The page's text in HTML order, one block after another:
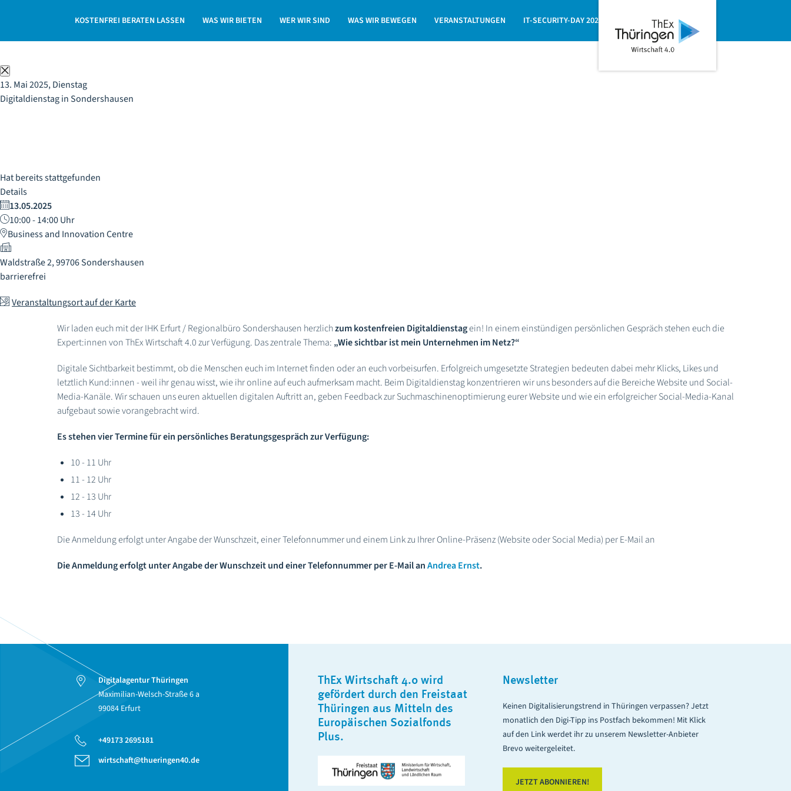
Wirtschaft
KOSTENFREI BERATEN LASSEN WAS WIR BIETEN WER WIR SIND WAS WIR BEWEGEN VERANSTALTUNGEN IT-SECURITY-DAY 2026
Digitalisierung für Unternehmen in Thüringen | ThEx Wirtschaft 4.0Digitaldienstag in Sondershausen
Schließen
13. Mai 2025, Dienstag
Digitaldienstag in Sondershausen
Hat bereits stattgefunden
Details
13.05.2025
10:00 - 14:00 Uhr
Business and Innovation Centre
Waldstraße 2, 99706 Sondershausen
barrierefrei
Veranstaltungsort auf der Karte
Wir laden euch mit der IHK Erfurt / Regionalbüro Sondershausen herzlichzum kostenfreien Digitaldienstagein! In einem einstündigen persönlichen Gespräch stehen euch die
Expert:innen von ThEx Wirtschaft 4.0 zur Verfügung. Das zentrale Thema: „Wie sichtbar ist mein Unternehmen im Netz?“
Digitale Sichtbarkeit bestimmt, ob die Menschen euch im Internet finden oder an euch vorbeisurfen. Erfolgreich umgesetzte Strategien bedeuten dabei mehr Klicks, Likes und
letztlich Kund:innen - weil ihr genau wisst, wie ihr online auf euch aufmerksam macht. Beim Digitaldienstag konzentrieren wir uns besonders auf die Bereiche Website und Social-
Media-Kanäle. Wir schauen uns euren aktuellen digitalen Auftritt an, geben Feedback zur Suchmaschinenoptimierung eurer Website und wie ein erfolgreicher Social-Media-Kanal
aufgebaut sowie vorangebracht wird.
Es stehen vier Termine für ein persönliches Beratungsgespräch zur Verfügung:
10 - 11 Uhr
11 - 12 Uhr
12 - 13 Uhr
13 - 14 Uhr
Die Anmeldung erfolgt unter Angabe der Wunschzeit, einer Telefonnummer und einem Link zu Ihrer Online-Präsenz (Website oder Social Media) per E-Mail an
Die Anmeldung erfolgtunter Angabe der Wunschzeit und einer Telefonnummer per E-Mail anAndrea Ernst.
Digitalagentur Thüringen
Maximilian-Welsch-Straße 6 a
99084 Erfurt
+49173 2695181
wirtschaft@thueringen40.de
ThEx Wirtschaft 4.0 wird
gefördert durch den Freistaat
Thüringen aus Mitteln des
Europäischen Sozialfonds
Plus.
Newsletter
Keinen Digitalisierungstrend in Thüringen verpassen? Jetzt
monatlich den Digi-Tipp ins Postfach bekommen! Mit Klick
auf den Link werdet ihr zu unserem Newsletter-Anbieter
Brevo weitergeleitet.
JETZT ABONNIEREN!